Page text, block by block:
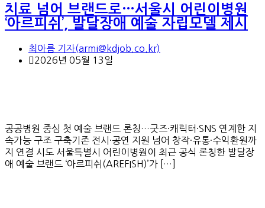
치료 넘어 브랜드로…서울시 어린이병원
‘아르피쉬’, 발달장애 예술 자립모델 제시
최아름 기자(armi@kdjob.co.kr)
2026년 05월 13일
공공병원 중심 첫 예술 브랜드 론칭…굿즈·캐릭터·SNS 연계한 지
속가능 구조 구축기존 전시·공연 지원 넘어 창작·유통·수익환원까
지 연결 시도 서울특별시 어린이병원이 최근 공식 론칭한 발달장
애 예술 브랜드 ‘아르피쉬(AREFISH)’가 […]